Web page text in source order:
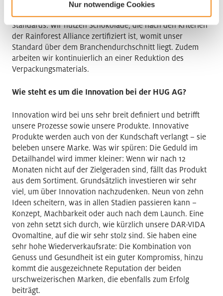
Nur notwendige Cookies
da es Milch und Schokolade enthält und etwas mehr
Verpackung. Trotzdem setzen wir auch hier auf hohe
Standards: Wir nutzen Schokolade, die nach den Kriterien
der Rainforest Alliance zertifiziert ist, womit unser
Standard über dem Branchendurchschnitt liegt. Zudem
arbeiten wir kontinuierlich an einer Reduktion des
Verpackungsmaterials.
Wie steht es um die Innovation bei der HUG AG?
Innovation wird bei uns sehr breit definiert und betrifft
unsere Prozesse sowie unsere Produkte. Innovative
Produkte werden auch von der Kundschaft verlangt – sie
beleben unsere Marke. Was wir spüren: Die Geduld im
Detailhandel wird immer kleiner: Wenn wir nach 12
Monaten nicht auf der Zielgeraden sind, fällt das Produkt
aus dem Sortiment. Grundsätzlich investieren wir sehr
viel, um über Innovation nachzudenken. Neun von zehn
Ideen scheitern, was in allen Stadien passieren kann –
Konzept, Machbarkeit oder auch nach dem Launch. Eine
von zehn setzt sich durch, wie kürzlich unsere DAR-VIDA
Ovomaltine, auf die wir sehr stolz sind. Sie haben eine
sehr hohe Wiederverkaufsrate: Die Kombination von
Genuss und Gesundheit ist ein guter Kompromiss, hinzu
kommt die ausgezeichnete Reputation der beiden
urschweizerischen Marken, die ebenfalls zum Erfolg
beiträgt.